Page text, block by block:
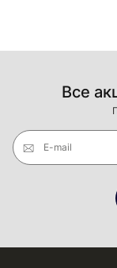
Все
E-mail